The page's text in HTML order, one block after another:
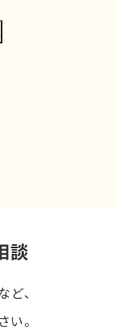
談
、
。